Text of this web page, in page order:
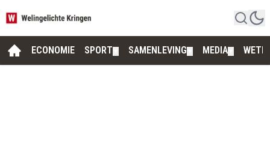
ECONOMIE SPORT SAMENLEVING MEDIA